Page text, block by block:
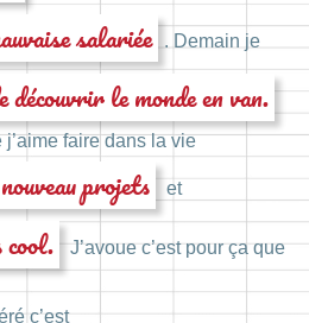
salariée . Demain je
découvrir le monde en van.
faire dans la vie
projets et
cool.
J’avoue c’est pour ça que
c’est